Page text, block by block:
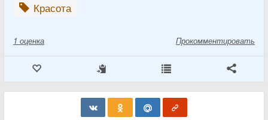
Красота
1 оценка Прокомментировать